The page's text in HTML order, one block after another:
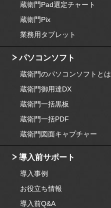
蔵衛門Pad選定チャート
蔵衛門Pix
業務用タブレット
パソコンソフト
蔵衛門のパソコンソフトとは
蔵衛門御用達DX
蔵衛門一括黒板
蔵衛門一括PDF
蔵衛門図面キャプチャー
導入前サポート
導入事例
お役立ち情報
導入前Q&A